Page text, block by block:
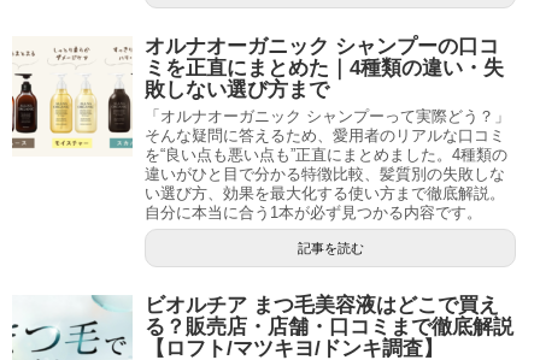
オルナオーガニック シャンプーの口コ
ミを正直にまとめた｜4種類の違い・失
敗しない選び方まで
「オルナオーガニック シャンプーって実際どう？」
そんな疑問に答えるため、愛用者のリアルな口コミ
を“良い点も悪い点も”正直にまとめました。4種類の
違いがひと目で分かる特徴比較、髪質別の失敗しな
い選び方、効果を最大化する使い方まで徹底解説。
自分に本当に合う1本が必ず見つかる内容です。
記事を読む
ビオルチア まつ毛美容液はどこで買え
る？販売店・店舗・口コミまで徹底解説
【ロフト/マツキヨ/ドンキ調査】